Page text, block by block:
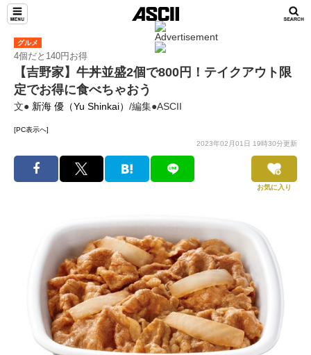
グルメ
4個だと140円お得
【吉野家】牛丼並盛2個で800円！テイクアウト限
定でお得に食べちゃおう
文● 新海 優（Yu Shinkai） /編集●ASCII
[PC表示へ]
2023年02月01日 19時30分更新
お気に入り